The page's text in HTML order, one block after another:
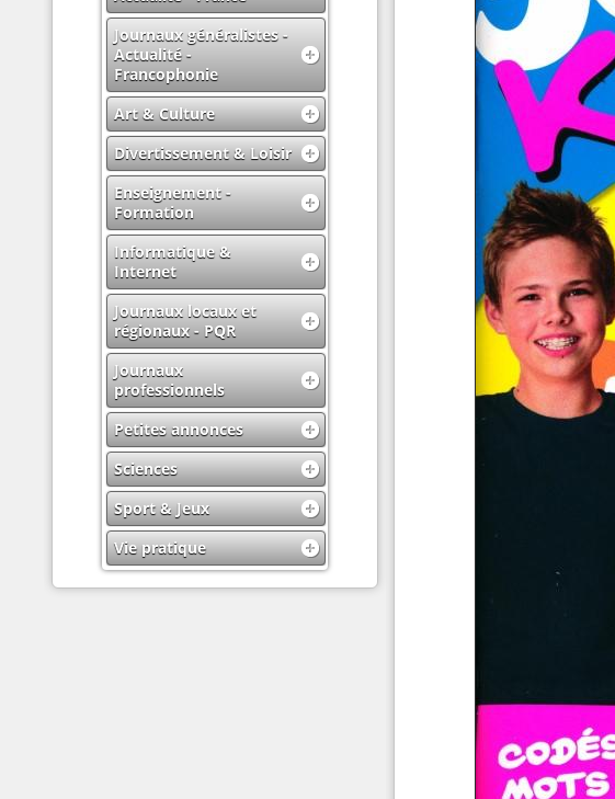
Journaux généralistes -
Actualité -
Francophonie
Art & Culture
Divertissement & Loisir
Enseignement -
Formation
Informatique &
Internet
Journaux locaux et
régionaux - PQR
Journaux
professionnels
Petites annonces
Sciences
Sport & Jeux
Vie pratique